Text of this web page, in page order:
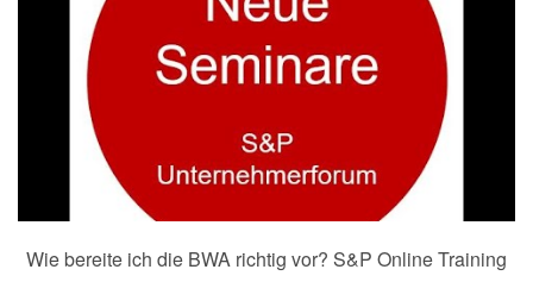
Wie bereite ich die BWA richtig vor? S&P Online Training